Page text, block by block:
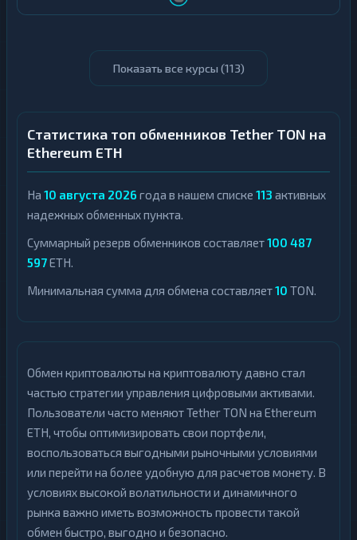
Показать все курсы (113)
Статистика топ обменников Tether TON на
Ethereum ETH
На 10 августа 2026 года в нашем списке 113 активных
надежных обменных пункта.
Суммарный резерв обменников составляет100 487
597ETH.
Минимальная сумма для обмена составляет10 TON.
Обмен криптовалюты на криптовалюту давно стал
частью стратегии управления цифровыми активами.
Пользователи часто меняют Tether TON на Ethereum
ETH, чтобы оптимизировать свои портфели,
воспользоваться выгодными рыночными условиями
или перейти на более удобную для расчетов монету. В
условиях высокой волатильности и динамичного
рынка важно иметь возможность провести такой
обмен быстро, выгодно и безопасно.